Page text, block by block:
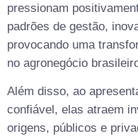
pressionam
padrões de gestão,
provocando uma
no agronegócio
Além disso, ao
confiável, elas atraem
origens, públicos e